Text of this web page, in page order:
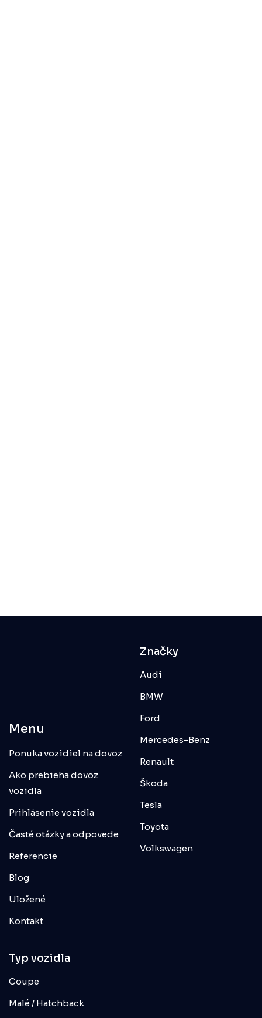
Menu
Ponuka vozidiel na dovoz
Ako prebieha dovoz
vozidla
Prihlásenie vozidla
Časté otázky a odpovede
Referencie
Blog
Uložené
Kontakt
Značky
Audi
BMW
Ford
Mercedes-Benz
Renault
Škoda
Tesla
Toyota
Volkswagen
Typ vozidla
Coupe
Malé / Hatchback